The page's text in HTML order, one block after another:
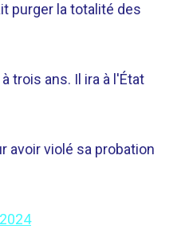
purger la totalité des
trois ans. Il ira à l'État
avoir violé sa probation